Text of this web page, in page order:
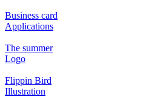
Business card
Applications
The summer
Logo
Flippin Bird
Illustration